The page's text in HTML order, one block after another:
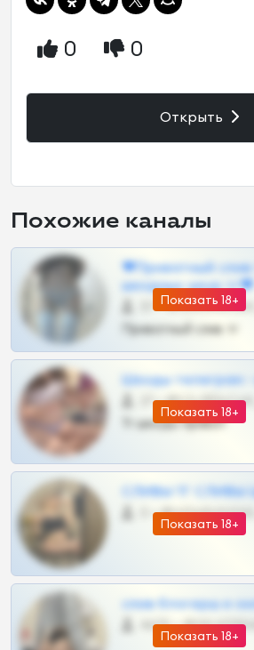
0 0
Открыть
Похожие каналы
Показать 18+
❤Приватный слив
шкодных шкур тг❤
57 •
Приватный слив тг
Показать 18+
Шкоды телеграм -
27 •
Тг шкоды приват
Показать 18+
СЛИВЫ ТГ СЛИВЫ
0 •
Показать 18+
слив блогерш и
4675 •